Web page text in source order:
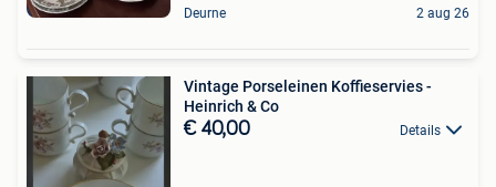
Deurne 2 aug 26
Vintage Porseleinen Koffieservies -
Heinrich & Co
€ 40,00 Details